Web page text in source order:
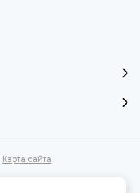
Карта сайта